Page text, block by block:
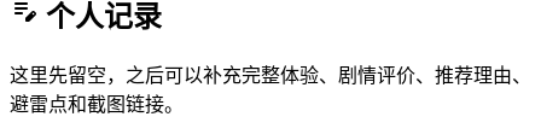
个人记录
这里先留空，之后可以补充完整体验、剧情评价、推荐理由、
避雷点和截图链接。